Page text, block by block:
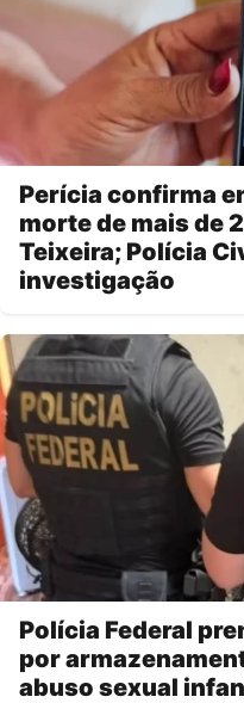
Perícia confirma
morte de mais de
Teixeira; Polícia
investigação
Polícia Federal
por
abuso sexual